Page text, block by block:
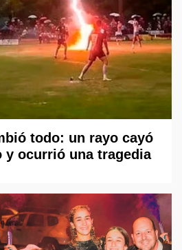
todo: un rayo cayó
y ocurrió una tragedia